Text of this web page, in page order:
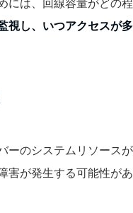
視し、いつアクセスが
ーのシステムリソース
害が発生する可能性があ